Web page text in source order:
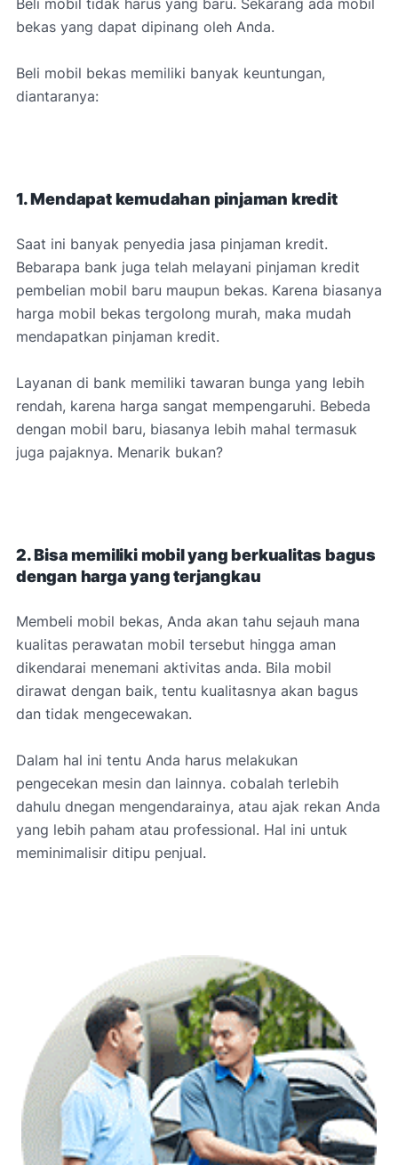
Beli mobil tidak harus yang baru. Sekarang ada mobil
bekas yang dapat dipinang oleh Anda.
Beli mobil bekas memiliki banyak keuntungan,
diantaranya:
1. Mendapat kemudahan pinjaman kredit
Saat ini banyak penyedia jasa pinjaman kredit.
Bebarapa bank juga telah melayani pinjaman kredit
pembelian mobil baru maupun bekas. Karena biasanya
harga mobil bekas tergolong murah, maka mudah
mendapatkan pinjaman kredit.
Layanan di bank memiliki tawaran bunga yang lebih
rendah, karena harga sangat mempengaruhi. Bebeda
dengan mobil baru, biasanya lebih mahal termasuk
juga pajaknya. Menarik bukan?
2. Bisa memiliki mobil yang berkualitas bagus
dengan harga yang terjangkau
Membeli mobil bekas, Anda akan tahu sejauh mana
kualitas perawatan mobil tersebut hingga aman
dikendarai menemani aktivitas anda. Bila mobil
dirawat dengan baik, tentu kualitasnya akan bagus
dan tidak mengecewakan.
Dalam hal ini tentu Anda harus melakukan
pengecekan mesin dan lainnya. cobalah terlebih
dahulu dnegan mengendarainya, atau ajak rekan Anda
yang lebih paham atau professional. Hal ini untuk
meminimalisir ditipu penjual.